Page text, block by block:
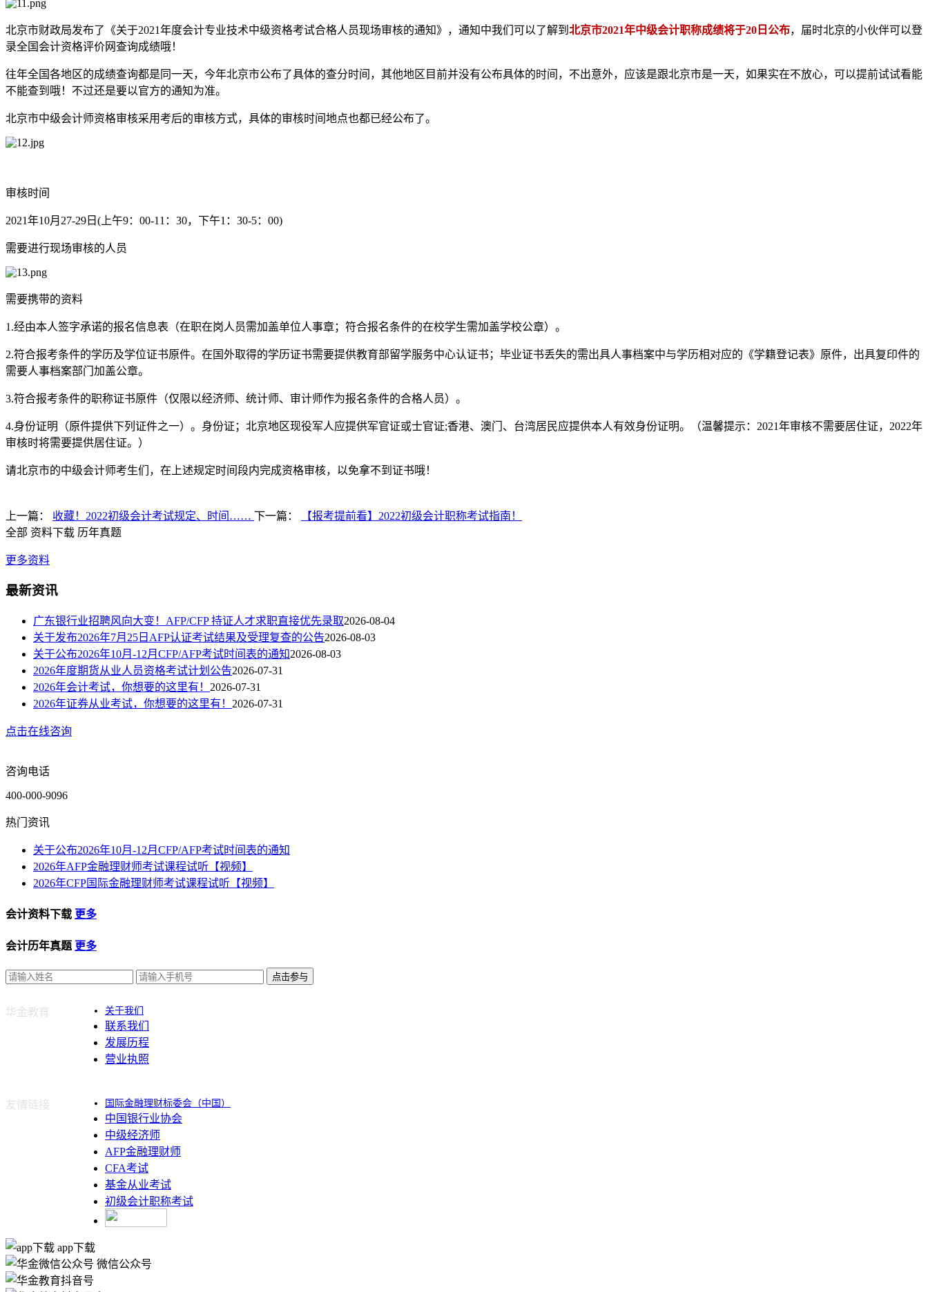
北京市财政局发布了《关于2021年度会计专业技术中级资格考试合格人员现场审核的通知》，通知中我们可以了解到 北京市2021年中级会计职称成绩将于20日公布，届时北京的小伙伴可以登
录全国会计资格评价网查询成绩哦！
往年全国各地区的成绩查询都是同一天，今年北京市公布了具体的查分时间，其他地区目前并没有公布具体的时间，不出意外，应该是跟北京市是一天，如果实在不放心，可以提前试试看能
不能查到哦！不过还是要以官方的通知为准。
北京市中级会计师资格审核采用考后的审核方式，具体的审核时间地点也都已经公布了。
审核时间
2021年10月27-29日(上午9：00-11：30，下午1：30-5：00)
需要进行现场审核的人员
需要携带的资料
1.经由本人签字承诺的报名信息表（在职在岗人员需加盖单位人事章；符合报名条件的在校学生需加盖学校公章）。
2.符合报考条件的学历及学位证书原件。在国外取得的学历证书需要提供教育部留学服务中心认证书；毕业证书丢失的需出具人事档案中与学历相对应的《学籍登记表》原件，出具复印件的
需要人事档案部门加盖公章。
3.符合报考条件的职称证书原件（仅限以经济师、统计师、审计师作为报名条件的合格人员）。
4.身份证明（原件提供下列证件之一）。身份证；北京地区现役军人应提供军官证或士官证;香港、澳门、台湾居民应提供本人有效身份证明。（温馨提示：2021年审核不需要居住证，2022年
审核时将需要提供居住证。）
请北京市的中级会计师考生们，在上述规定时间段内完成资格审核，以免拿不到证书哦！
上一篇： 收藏！2022初级会计考试规定、时间…… 下一篇：
【报考提前看】2022初级会计职称考试指南！
全部 资料下载 历年真题
更多资料
最新资讯
广东银行业招聘风向大变！AFP/CFP 持证人才求职直接优先录取2026-08-04
关于发布2026年7月25日AFP认证考试结果及受理复查的公告2026-08-03
关于公布2026年10月-12月CFP/AFP考试时间表的通知2026-08-03
2026年度期货从业人员资格考试计划公告2026-07-31
2026年会计考试，你想要的这里有！ 2026-07-31
2026年证券从业考试，你想要的这里有！ 2026-07-31
点击在线咨询
咨询电话
400-000-9096
热门资讯
关于公布2026年10月-12月CFP/AFP考试时间表的通知
2026年AFP金融理财师考试课程试听【视频】
2026年CFP国际金融理财师考试课程试听【视频】
会计资料下载 更多
会计历年真题 更多
点击参与
华金教育 关于我们
联系我们
发展历程
营业执照
友情链接 国际金融理财标委会（中国）
中国银行业协会
中级经济师
AFP金融理财师
CFA考试
基金从业考试
初级会计职称考试
app下载
微信公众号